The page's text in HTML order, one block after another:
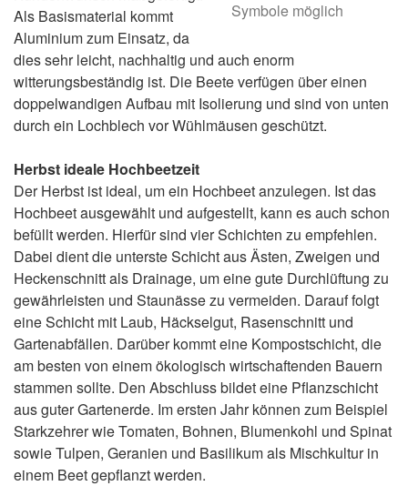
Symbole möglich
Als Basismaterial kommt
Aluminium zum Einsatz, da
dies sehr leicht, nachhaltig und auch enorm
witterungsbeständig ist. Die Beete verfügen über einen
doppelwandigen Aufbau mit Isolierung und sind von unten
durch ein Lochblech vor Wühlmäusen geschützt.
Herbst ideale Hochbeetzeit
Der Herbst ist ideal, um ein Hochbeet anzulegen. Ist das
Hochbeet ausgewählt und aufgestellt, kann es auch schon
befüllt werden. Hierfür sind vier Schichten zu empfehlen.
Dabei dient die unterste Schicht aus Ästen, Zweigen und
Heckenschnitt als Drainage, um eine gute Durchlüftung zu
gewährleisten und Staunässe zu vermeiden. Darauf folgt
eine Schicht mit Laub, Häckselgut, Rasenschnitt und
Gartenabfällen. Darüber kommt eine Kompostschicht, die
am besten von einem ökologisch wirtschaftenden Bauern
stammen sollte. Den Abschluss bildet eine Pflanzschicht
aus guter Gartenerde. Im ersten Jahr können zum Beispiel
Starkzehrer wie Tomaten, Bohnen, Blumenkohl und Spinat
sowie Tulpen, Geranien und Basilikum als Mischkultur in
einem Beet gepflanzt werden.